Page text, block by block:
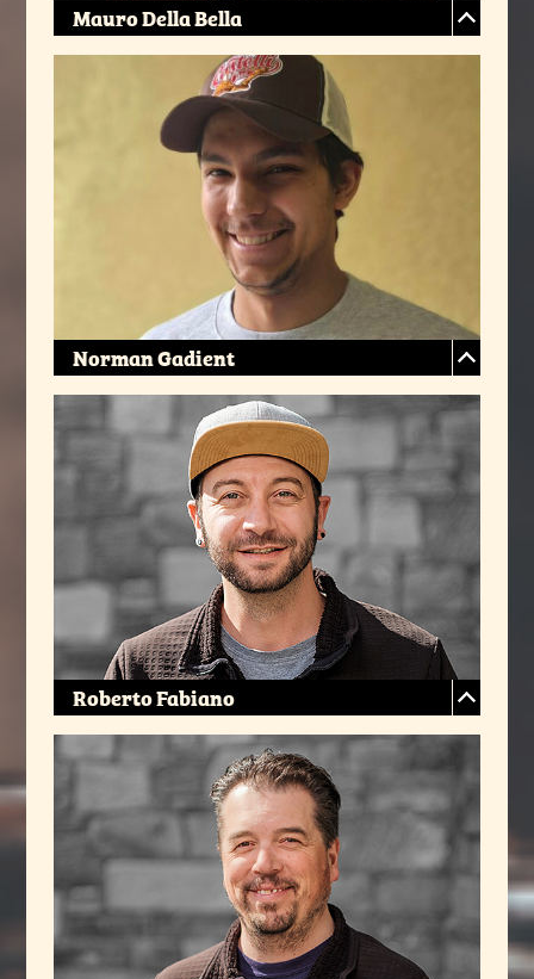
Mauro Della Bella
Norman Gadient
Roberto Fabiano